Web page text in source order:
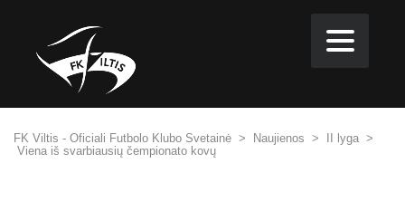
FK Viltis - Oficiali Futbolo Klubo Svetainė > Naujienos > II lyga >
Viena iš svarbiausių čempionato kovų